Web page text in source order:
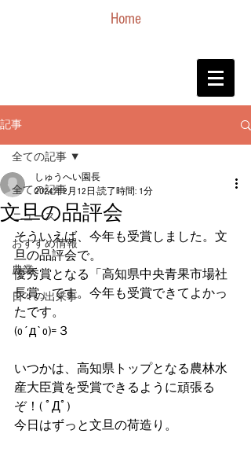
Home
記事
全ての記事
ニュース
おすすめ情報
農業
日々の出来事
全ての記事
文旦の品評会
しゅうへい園長
2024年2月12日 読了時間: 1分
そういえば、今年も受賞しました。文
旦の品評会で。
優秀賞となる「高知県中央青果市場社
長賞」です。今年も受賞できてよかっ
たです。
(o´д`o)=３
いつかは、高知県トップとなる農林水
産大臣賞を受賞できるように頑張る
ぞ！( ﾟДﾟ)
今日はずっと文旦の荷造り。